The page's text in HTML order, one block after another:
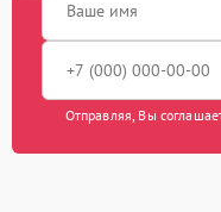
Отправляя, Вы